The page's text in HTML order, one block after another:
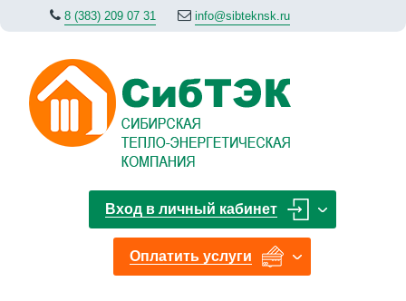
8 (383) 209 07 31 info@sibteknsk.ru
Вход в личный кабинет
Оплатить услуги